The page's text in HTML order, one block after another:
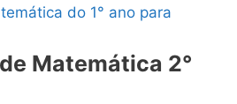
do 1° ano para
Matemática 2°